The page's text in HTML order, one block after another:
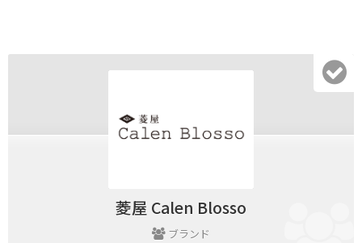
菱屋 Calen Blosso
ブランド